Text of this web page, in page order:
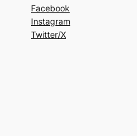
Facebook
Instagram
Twitter/X